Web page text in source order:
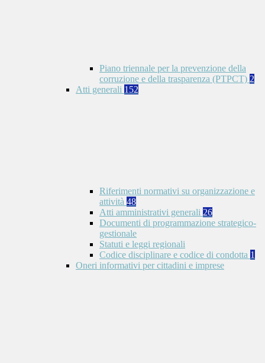
Piano triennale per la prevenzione della
corruzione e della trasparenza (PTPCT) 2
Atti generali 152
Riferimenti normativi su organizzazione e
attività 48
Atti amministrativi generali 26
Documenti di programmazione strategico-
gestionale
Statuti e leggi regionali
Codice disciplinare e codice di condotta 1
Oneri informativi per cittadini e imprese